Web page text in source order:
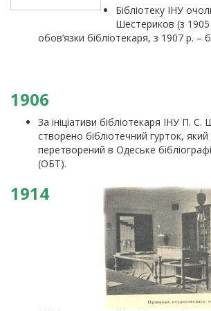
Бібліотеку ІНУ
Шестериков (з
обов’язки бібліотекаря, з 1907 р. –
1906
За ініціативи бібліотекаря ІНУ П.
створено бібліотечний гурток,
перетворений в Одеське
(ОБТ).
1914